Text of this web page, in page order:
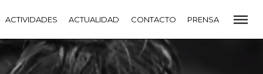
ACTIVIDADES ACTUALIDAD CONTACTO PRENSA
PREMIOS GOYA FUNDACIÓN
CONTACTO
A LA ACADEMIA DE CINE
PRENSA NEWSLETTER